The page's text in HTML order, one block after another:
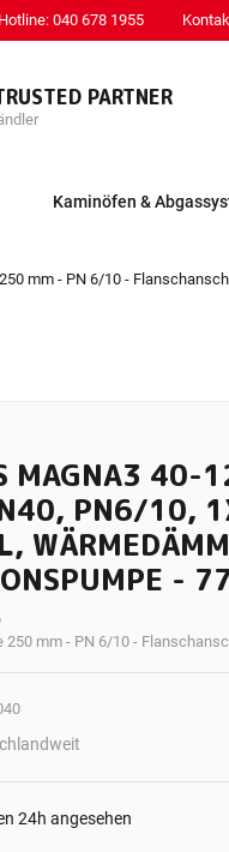
Hotline: 040 678 1955
PARTNER
Kaminöfen &
mm - PN 6/10 -
MAGNA3 40-
PN6/10,
-
250 mm - PN 6/10 -
24h angesehen